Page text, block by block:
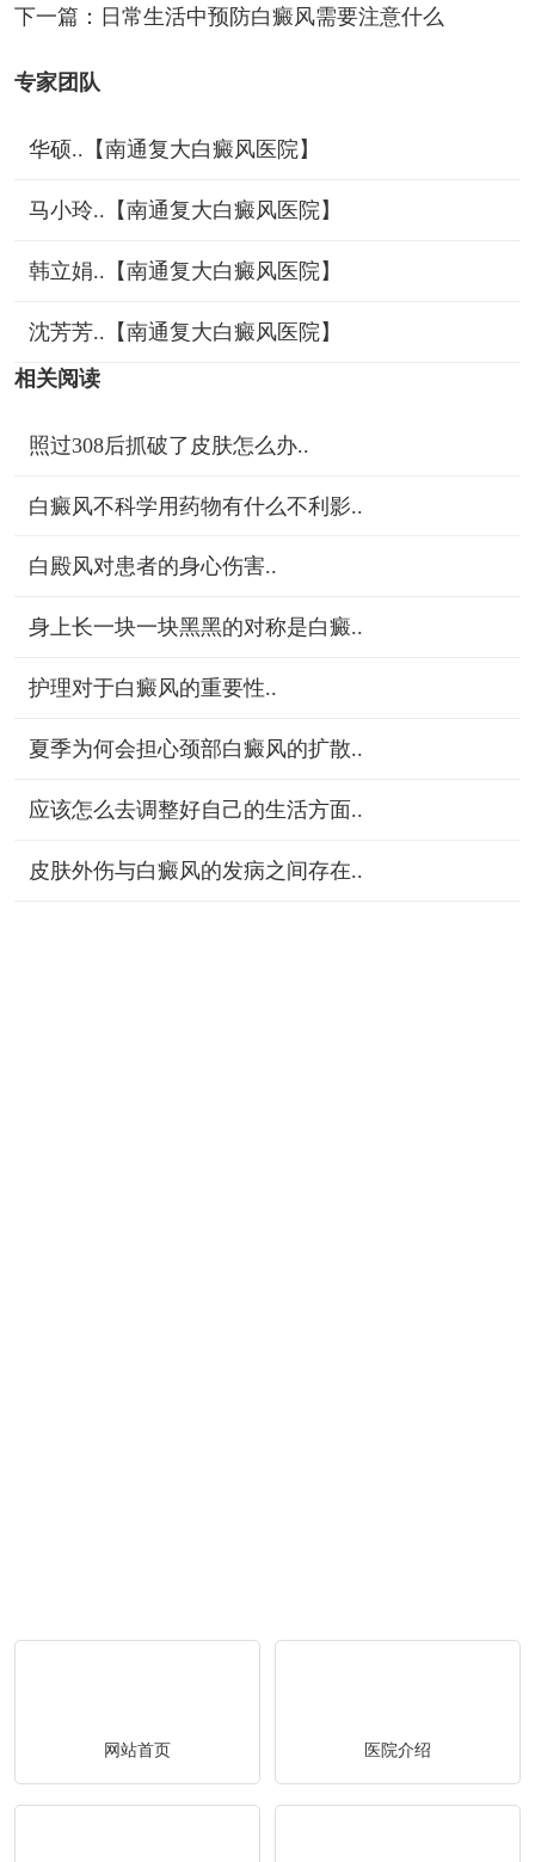
下一篇： 日常生活中预防白癜风需要注意什么
专家团队
华硕..【南通复大白癜风医院】
马小玲..【南通复大白癜风医院】
韩立娟..【南通复大白癜风医院】
沈芳芳..【南通复大白癜风医院】
相关阅读
照过308后抓破了皮肤怎么办..
白癜风不科学用药物有什么不利影..
白殿风对患者的身心伤害..
身上长一块一块黑黑的对称是白癜..
护理对于白癜风的重要性..
夏季为何会担心颈部白癜风的扩散..
应该怎么去调整好自己的生活方面..
皮肤外伤与白癜风的发病之间存在..
网站首页 医院介绍